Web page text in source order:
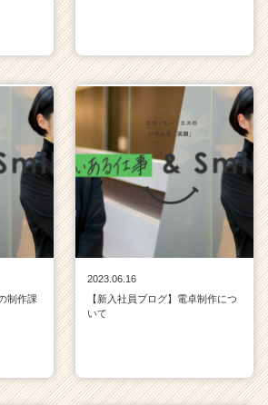
制作課
2023.06.16
【新入社員ブログ】電卓制作につ
いて